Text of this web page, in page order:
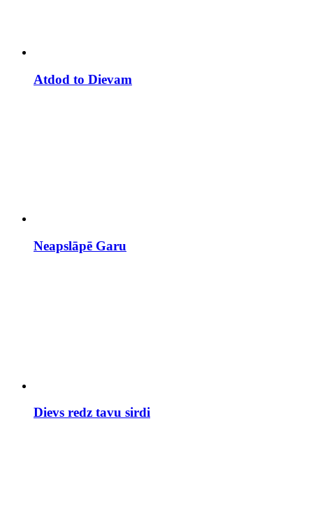
Atdod to Dievam
Neapslāpē Garu
Dievs redz tavu sirdi